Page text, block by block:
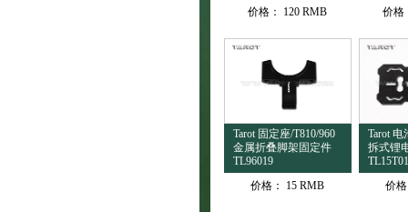
价格：
120 RMB
价格
Tarot 固定座/T810/960
金属折叠脚架固定件
TL96019
价格：
15 RMB
Tarot 电
拆式锂
TL15T01
价